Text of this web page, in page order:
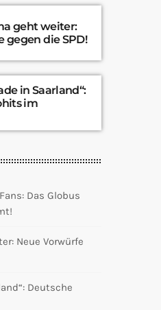
geht weiter:
gegen die SPD!
in Saarland“:
im
Das Globus
Neue Vorwürfe
Deutsche